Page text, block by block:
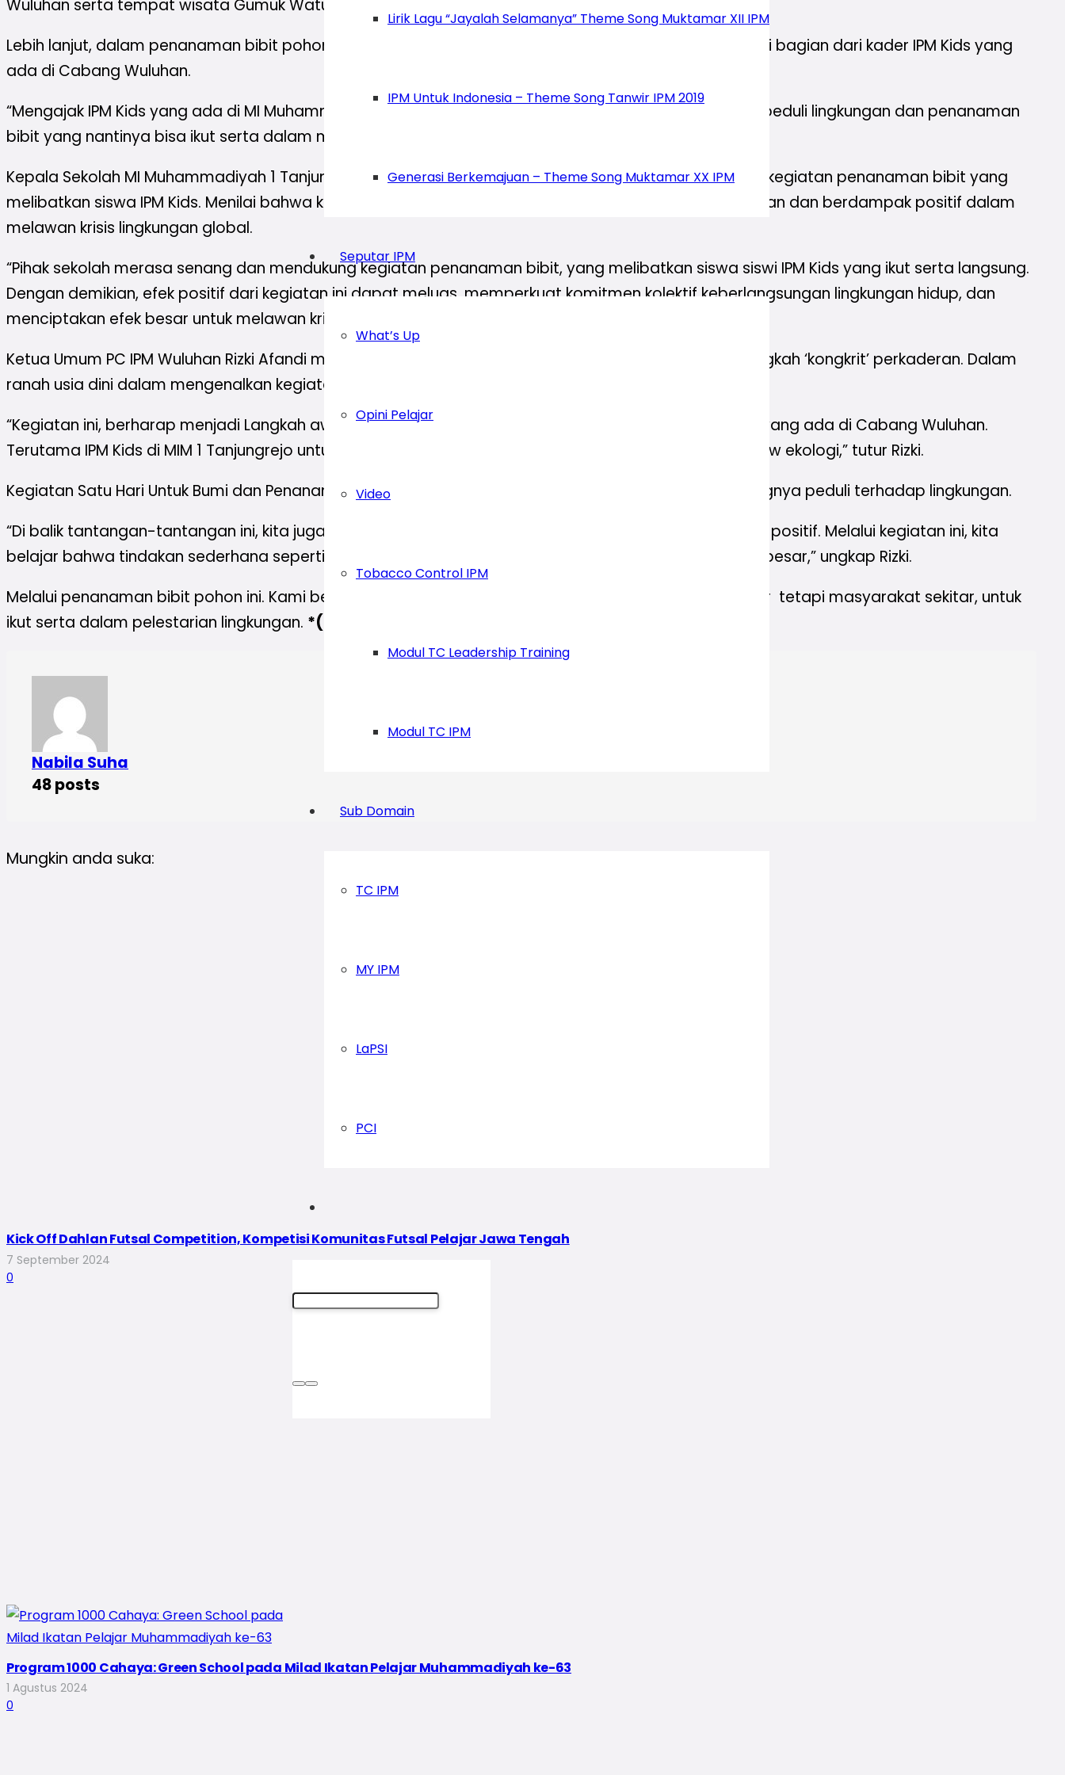
Lirik Lagu “Jayalah Selamanya” Theme Song Muktamar XII IPM
IPM Untuk Indonesia – Theme Song Tanwir IPM 2019
Generasi Berkemajuan – Theme Song Muktamar XX IPM
Seputar IPM
What’s Up
Opini Pelajar
Video
Tobacco Control IPM
Modul TC Leadership Training
Modul TC IPM
Sub Domain
TC IPM
MY IPM
LaPSI
PCI
Wuluhan serta tempat wisata Gumuk Watu,” ucap Sitta.
Lebih lanjut, dalam penanaman bibit pohon ikut terlibat juga siswa dan siswi MIM 1 Tanjungrejo sebagai bagian dari kader IPM Kids yang
ada di Cabang Wuluhan.
“Mengajak IPM Kids yang ada di MI Muhammadiyah 1 Tanjungrejo. Sebagai bentuk keterlibatan dalam peduli lingkungan dan penanaman
bibit yang nantinya bisa ikut serta dalam merawat lingkungan,” sambung Sitta.
Kepala Sekolah MI Muhammadiyah 1 Tanjungrejo Ayub Setiawan mengatakan, mereka mengapresiasi kegiatan penanaman bibit yang
melibatkan siswa IPM Kids. Menilai bahwa kegiatan tersebut memperkuat komitmen menjaga lingkungan dan berdampak positif dalam
melawan krisis lingkungan global.
“Pihak sekolah merasa senang dan mendukung kegiatan penanaman bibit, yang melibatkan siswa siswi IPM Kids yang ikut serta langsung.
Dengan demikian, efek positif dari kegiatan ini dapat meluas, memperkuat komitmen kolektif keberlangsungan lingkungan hidup, dan
menciptakan efek besar untuk melawan krisis lingkungan global,“ ujar Ayub.
Ketua Umum PC IPM Wuluhan Rizki Afandi mengungkapkan, bahwa keterlibatan IPM Kids ini, menjadi langkah ‘kongkrit’ perkaderan. Dalam
ranah usia dini dalam mengenalkan kegiatan IPM yang menggembirakan dan peduli lingkungan.
“Kegiatan ini, berharap menjadi Langkah awal sebagai bentuk perkaderan serta keterlibatan IPM Kids yang ada di Cabang Wuluhan.
Terutama IPM Kids di MIM 1 Tanjungrejo untuk ikut serta dalam kegiatan penanaman bibit dan talks show ekologi,” tutur Rizki.
Kegiatan Satu Hari Untuk Bumi dan Penanaman bibit ini sebagai bentuk kesadaran pelajar akan pentingnya peduli terhadap lingkungan.
“Di balik tantangan-tantangan ini, kita juga memiliki kesempatan untuk menjadi agen perubahan yang positif. Melalui kegiatan ini, kita
belajar bahwa tindakan sederhana seperti menanam dan merawat tanaman memiliki dampak yang besar,” ungkap Rizki.
Melalui penanaman bibit pohon ini. Kami berharap dapat memberikan inspirasi bukan hanya ke pelajar tetapi masyarakat sekitar, untuk
ikut serta dalam pelestarian lingkungan. *(Fandi/Nabila)
Nabila Suha
48 posts
Mungkin anda suka:
Kick Off Dahlan Futsal Competition, Kompetisi Komunitas Futsal Pelajar Jawa Tengah
7 September 2024
0
Program 1000 Cahaya: Green School pada Milad Ikatan Pelajar Muhammadiyah ke-63
1 Agustus 2024
0